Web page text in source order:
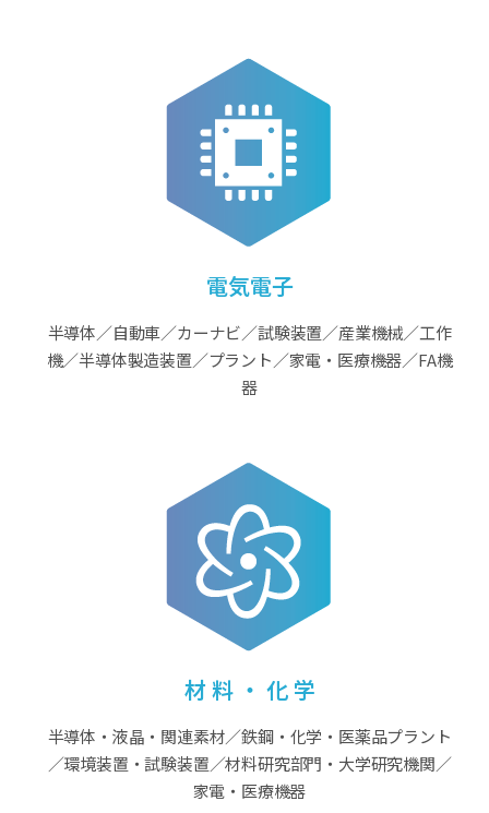
電気電子
半導体／自動車／カーナビ／試験装置／産業機械／工作
機／半導体製造装置／プラント／家電・医療機器／FA機
器
材 料 ・ 化 学
半導体・液晶・関連素材／鉄鋼・化学・医薬品プラント
／環境装置・試験装置／材料研究部門・大学研究機関／
家電・医療機器